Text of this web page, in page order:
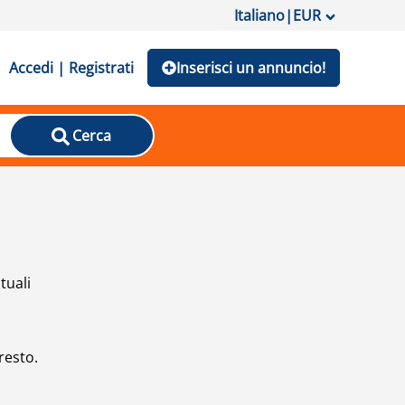
Italiano|EUR
Accedi | Registrati Inserisci un annuncio!
Cerca